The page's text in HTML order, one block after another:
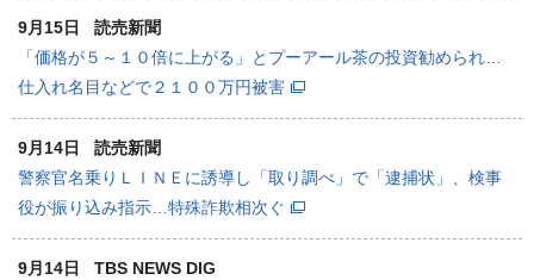
9月15日
読売新聞
「価格が５～１０倍に上がる」とプーアール茶の投資勧められ…
仕入れ名目などで２１００万円被害
9月14日
読売新聞
警察官名乗りＬＩＮＥに誘導し「取り調べ」で「逮捕状」、検事
役が振り込み指示…特殊詐欺相次ぐ
9月14日
TBS NEWS DIG